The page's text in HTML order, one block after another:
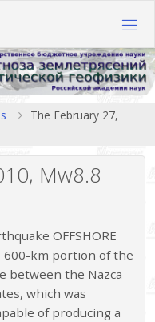
The February 27,
Mw8.8
OFFSHORE
600-km portion of the
between the Nazca
which was
of producing a